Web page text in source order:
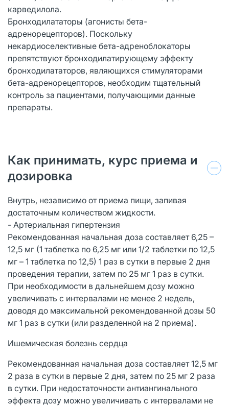
карведилола.
Бронходилататоры (агонисты бета-
адренорецепторов). Поскольку
некардиоселективные бета-адреноблокаторы
препятствуют бронходилатирующему эффекту
бронходилататоров, являющихся стимуляторами
бета-адренорецепторов, необходим тщательный
контроль за пациентами, получающими данные
препараты.
Как принимать, курс приема и
дозировка
Внутрь, независимо от приема пищи, запивая
достаточным количеством жидкости.
- Артериальная гипертензия
Рекомендованная начальная доза составляет 6,25 –
12,5 мг (1 таблетка по 6,25 мг или 1/2 таблетки по 12,5
мг – 1 таблетка по 12,5) 1 раз в сутки в первые 2 дня
проведения терапии, затем по 25 мг 1 раз в сутки.
При необходимости в дальнейшем дозу можно
увеличивать с интервалами не менее 2 недель,
доводя до максимальной рекомендованной дозы 50
мг 1 раз в сутки (или разделенной на 2 приема).
Ишемическая болезнь сердца
Рекомендованная начальная доза составляет 12,5 мг
2 раза в сутки в первые 2 дня, затем по 25 мг 2 раза
в сутки. При недостаточности антиангинального
эффекта дозу можно увеличивать с интервалами не